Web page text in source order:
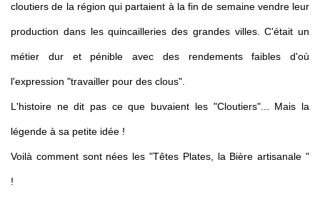
cloutiers de la région qui partaient à la fin de semaine vendre leur
production dans les quincailleries des grandes villes. C'était un
métier dur et pénible avec des rendements faibles d'où
l'expression "travailler pour des clous".
L'histoire ne dit pas ce que buvaient les "Cloutiers"... Mais la
légende à sa petite idée !
Voilà comment sont nées les "Têtes Plates, la Bière artisanale "
!